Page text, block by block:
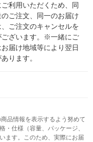
利用いただくため、同
ご注文、同一のお届け
ご注文のキャンセルを
ございます。※一緒にご
届け地域等により翌日
ります。
品情報を表示するよう努めて
・仕様（容量、パッケージ、
ます。このため、実際にお届